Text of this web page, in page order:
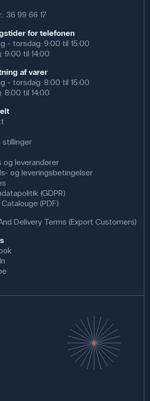
36 99 66 17
for telefonen
- torsdag: 9:00 til 15:00
9:00 til 14:00
af varer
- torsdag: 8:00 til 15:00
8:00 til 14:00
stillinger
og leverandører
og leveringsbetingelser
(GDPR)
(PDF)
Delivery Terms (Export Customers)